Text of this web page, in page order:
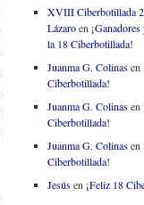
XVIII Ciberbotillada
Lázaroen
la 18 Ciberbotillada!
Juanma G. Colinasen
Ciberbotillada!
Juanma G. Colinasen
Ciberbotillada!
Juanma G. Colinasen
Ciberbotillada!
Jesúsen ¡Feliz 18